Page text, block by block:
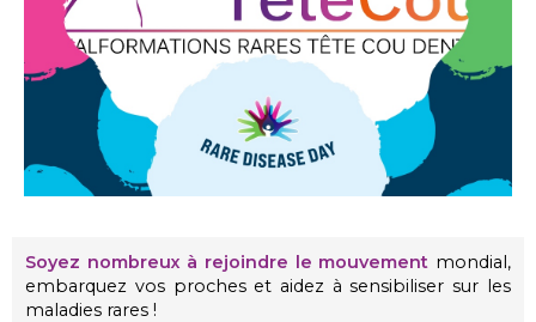
Soyez nombreux à rejoindre le mouvement mondial,
embarquez vos proches et aidez à sensibiliser sur les
maladies rares !